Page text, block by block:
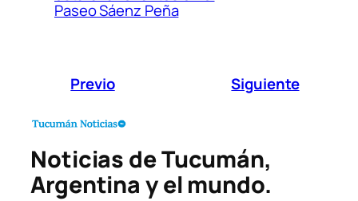
Paseo Sáenz Peña
Previo Siguiente
Noticias de Tucumán,
Argentina y el mundo.